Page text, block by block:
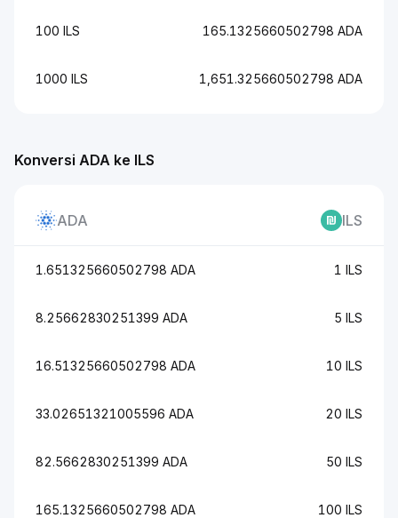
Konversi ADA ke ILS
ADA ILS
1.651325660502798 ADA 1 ILS
8.25662830251399 ADA 5 ILS
16.51325660502798 ADA 10 ILS
33.02651321005596 ADA 20 ILS
82.5662830251399 ADA 50 ILS
165.1325660502798 ADA 100 ILS
100 ILS 165.1325660502798 ADA
1000 ILS 1,651.325660502798 ADA